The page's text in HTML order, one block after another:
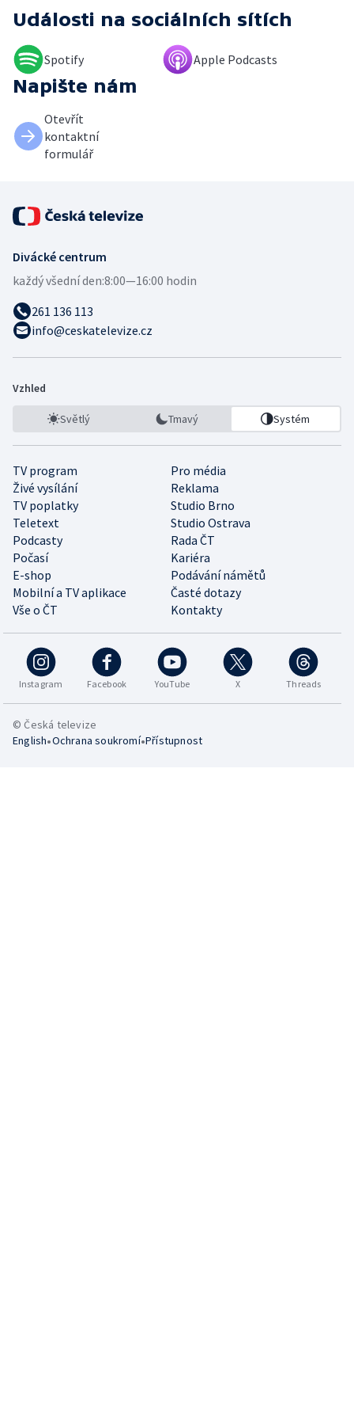
Události na sociálních sítích
Spotify Apple Podcasts
Napište nám
Otevřít
kontaktní
formulář
Divácké centrum
každý všední den:8:00—16:00 hodin
261 136 113
info@ceskatelevize.cz
Vzhled
Světlý Tmavý Systém
TV program
Pro média
Živé vysílání
Reklama
TV poplatky
Studio Brno
Teletext
Studio Ostrava
Podcasty
Rada ČT
Počasí
Kariéra
E-shop
Podávání námětů
Mobilní a TV aplikace
Časté dotazy
Vše o ČT
Kontakty
Instagram Facebook YouTube X Threads
© Česká televize
English•Ochrana soukromí•Přístupnost